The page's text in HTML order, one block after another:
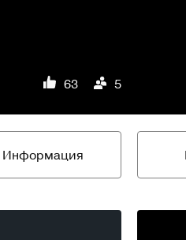
63 5
Информация